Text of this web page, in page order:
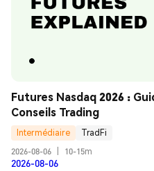
Futures Nasdaq 2026 :
Conseils Trading
Intermédiaire
TradFi
2026-08-06
10-15m
2026-08-06